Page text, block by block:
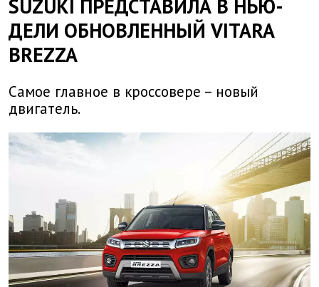
SUZUKI ПРЕДСТАВИЛА В НЬЮ-
ДЕЛИ ОБНОВЛЕННЫЙ VITARA
BREZZA
Самое главное в кроссовере – новый
двигатель.